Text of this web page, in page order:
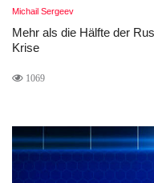
Michail Sergeev
Mehr als die Hälfte der
Krise
1069